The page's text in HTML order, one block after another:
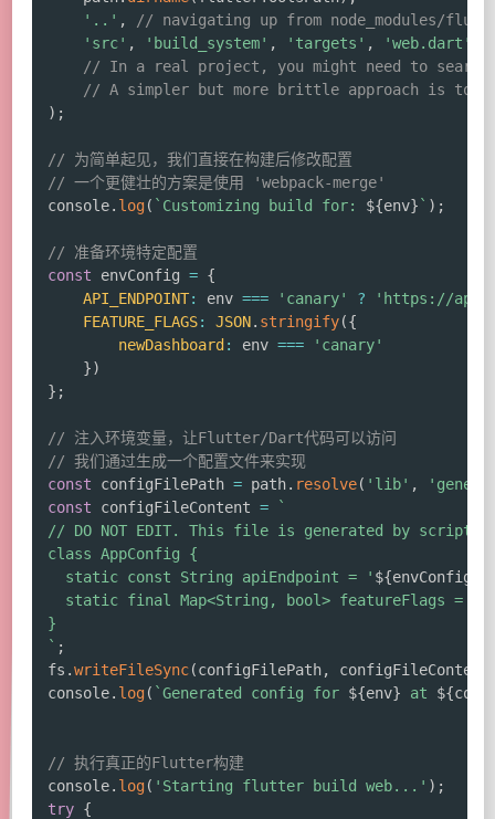
'..' ,
// navigating up from node_modules/
'src' , 'build_system' , 'targets' , 'web.dart'
// In a real project, you might need to
// A simpler but more brittle approach is
) ;
// 为简单起见，我们直接在构建后修改配置
// 一个更健壮的方案是使用 'webpack-merge'
console. log( ` Customizing build for: ${env} ` ) ;
// 准备环境特定配置
const envConfig = {
API_ENDPOINT: env === 'canary' ?
'https://
FEATURE_FLAGS: JSON. stringify({
newDashboard : env ===
'canary'
})
} ;
// 注入环境变量，让Flutter/Dart代码可以访问
// 我们通过生成一个配置文件来实现
const configFilePath = path. resolve( 'lib' ,
const configFileContent =
`
// DO NOT EDIT. This file is generated by
class AppConfig {
  static const String apiEndpoint = '
${envConfig
  static final Map<String, bool> featureFlags =
` ;
fs .writeFileSync(configFilePath, configFileContent
console. log( `Generated config for ${env} at ${
// 执行真正的Flutter构建
console. log( 'Starting flutter build web...' ) ;
try {